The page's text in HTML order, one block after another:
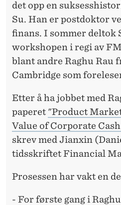
det opp en
Su. Han er postdoktor
finans. I sommer deltok
workshopen i regi av
blant andre Raghu Rau
Cambridge som
Etter å ha jobbet med
paperet "Product
Value of Corporate
skrev med Jianxin
tidsskriftet Financial
Prosessen har vakt en
- For første gang i